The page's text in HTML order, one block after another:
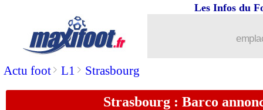
Actu foot> L1 > Strasbourg
Les Infos du
Strasbourg : Barco
OM: selon Rowe, Rabiot avait
19/05 Portugal
19/05 Inter: Chivu bientôt récompensé